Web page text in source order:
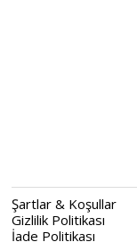
Şartlar & Koşullar
Gizlilik Politikası
İade Politikası